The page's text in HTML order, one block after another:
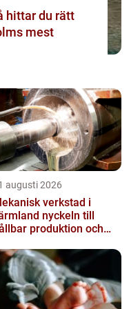
mest
augusti 2026
verkstad i
nyckeln till
produktion och